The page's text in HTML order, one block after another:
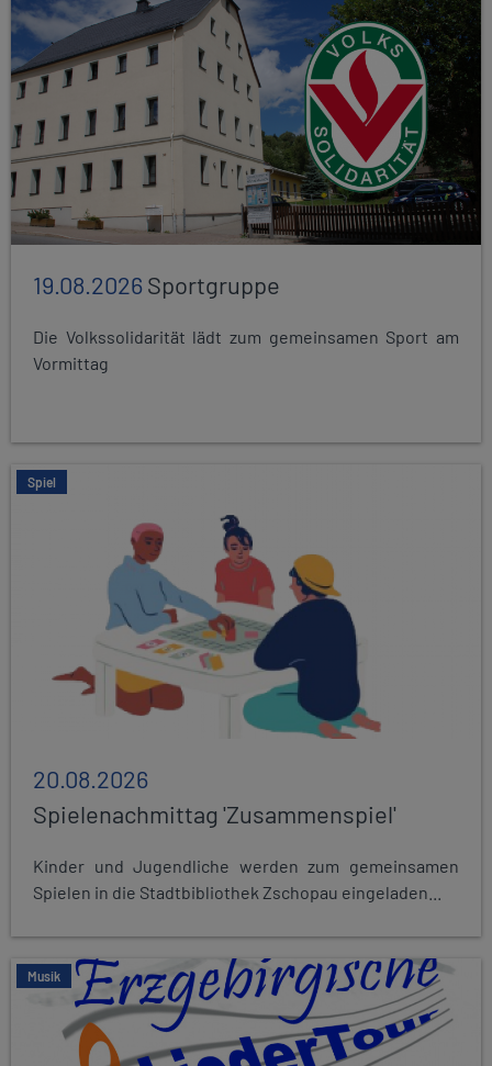
19.08.2026Sportgruppe
Die Volkssolidarität lädt zum gemeinsamen Sport am
Vormittag
Spiel
20.08.2026
Spielenachmittag 'Zusammenspiel'
Kinder und Jugendliche werden zum gemeinsamen
Spielen in die Stadtbibliothek Zschopau eingeladen...
Musik